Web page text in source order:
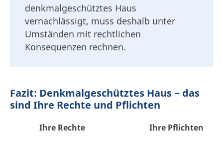
denkmalgeschütztes Haus
vernachlässigt, muss deshalb unter
Umständen mit rechtlichen
Konsequenzen rechnen.
Fazit: Denkmalgeschütztes Haus − das
sind Ihre Rechte und Pflichten
Ihre Rechte
Ihre Pflichten